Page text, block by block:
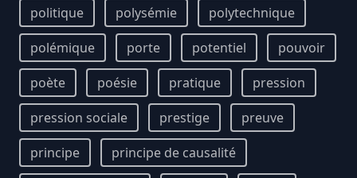
politique
polysémie
polytechnique
polémique
porte potentiel
pouvoir
poète
poésie pratique
pression
pression sociale
prestige
preuve
principe
principe de causalité